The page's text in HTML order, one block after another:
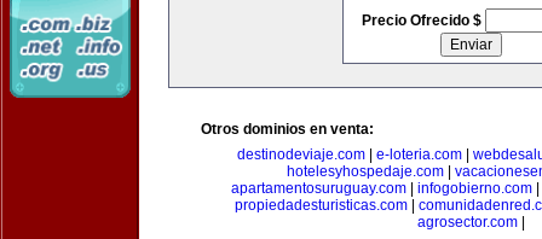
Precio Ofrecido $
Otros dominios en venta:
destinodeviaje.com
e-loteria.com
hotelesyhospedaje.com
apartamentosuruguay.com
infogobierno.com
propiedadesturisticas.com|
agrosector.com|